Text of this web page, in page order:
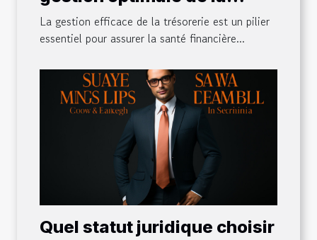
trésorerie de votre
entreprise ?
La gestion efficace de la trésorerie est un pilier
essentiel pour assurer la santé financière...
Quel statut juridique choisir